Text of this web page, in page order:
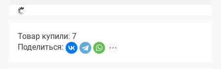
Товар купили: 7
Поделиться: